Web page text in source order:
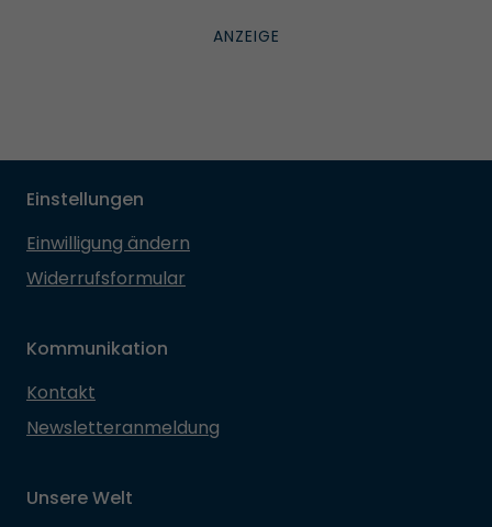
Einstellungen
Einwilligung ändern
Widerrufsformular
Kommunikation
Kontakt
Newsletteranmeldung
Unsere Welt